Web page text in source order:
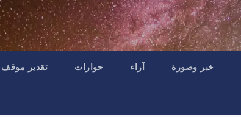
خبر وصورة آراء حوارات تقدير موقف